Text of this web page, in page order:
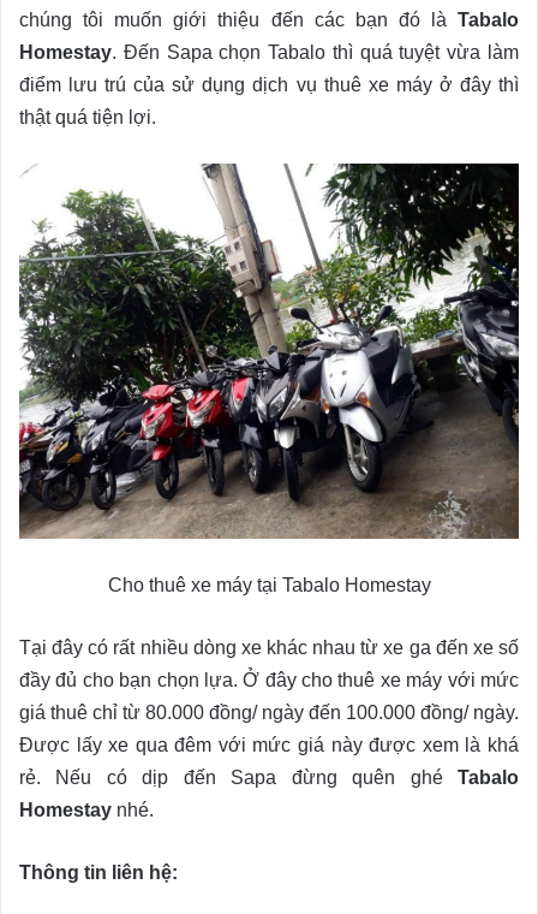
chúng tôi muốn giới thiệu đến các bạn đó là Tabalo
Homestay. Đến Sapa chọn Tabalo thì quá tuyệt vừa làm
điểm lưu trú của sử dụng dịch vụ thuê xe máy ở đây thì
thật quá tiện lợi.
Cho thuê xe máy tại Tabalo Homestay
Tại đây có rất nhiều dòng xe khác nhau từ xe ga đến xe số
đầy đủ cho bạn chọn lựa. Ở đây cho thuê xe máy với mức
giá thuê chỉ từ 80.000 đồng/ ngày đến 100.000 đồng/ ngày.
Được lấy xe qua đêm với mức giá này được xem là khá
rẻ. Nếu có dịp đến Sapa đừng quên ghé Tabalo
Homestay nhé.
Thông tin liên hệ: